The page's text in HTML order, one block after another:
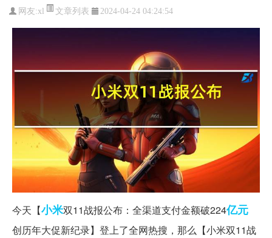
网友:xl 文章列表 2024-04-24 04:24:54
今天【小米双11战报公布：全渠道支付金额破224亿元
创历年大促新纪录】登上了全网热搜，那么【小米双11战